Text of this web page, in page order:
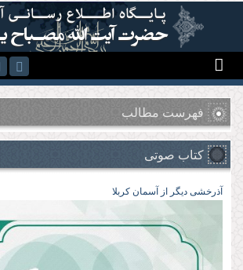
رفتن به محتوای اصلی
فهرست مطالب
کتاب صوتی
آذرخشی‌ دیگر‌ از‌ آسمان‌ کربلا